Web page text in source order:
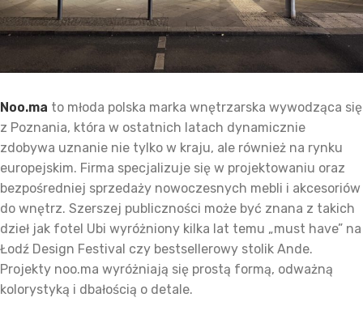
Noo.ma to młoda polska marka wnętrzarska wywodząca się
z Poznania, która w ostatnich latach dynamicznie
zdobywa uznanie nie tylko w kraju, ale również na rynku
europejskim. Firma specjalizuje się w projektowaniu oraz
bezpośredniej sprzedaży nowoczesnych mebli i akcesoriów
do wnętrz. Szerszej publiczności może być znana z takich
dzieł jak fotel Ubi wyróżniony kilka lat temu „must have” na
Łodź Design Festival czy bestsellerowy stolik Ande.
Projekty noo.ma wyróżniają się prostą formą, odważną
kolorystyką i dbałością o detale.